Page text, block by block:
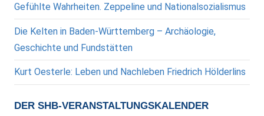
Gefühlte Wahrheiten. Zeppeline und Nationalsozialismus
Die Kelten in Baden-Württemberg – Archäologie,
Geschichte und Fundstätten
Kurt Oesterle: Leben und Nachleben Friedrich Hölderlins
DER SHB-VERANSTALTUNGSKALENDER